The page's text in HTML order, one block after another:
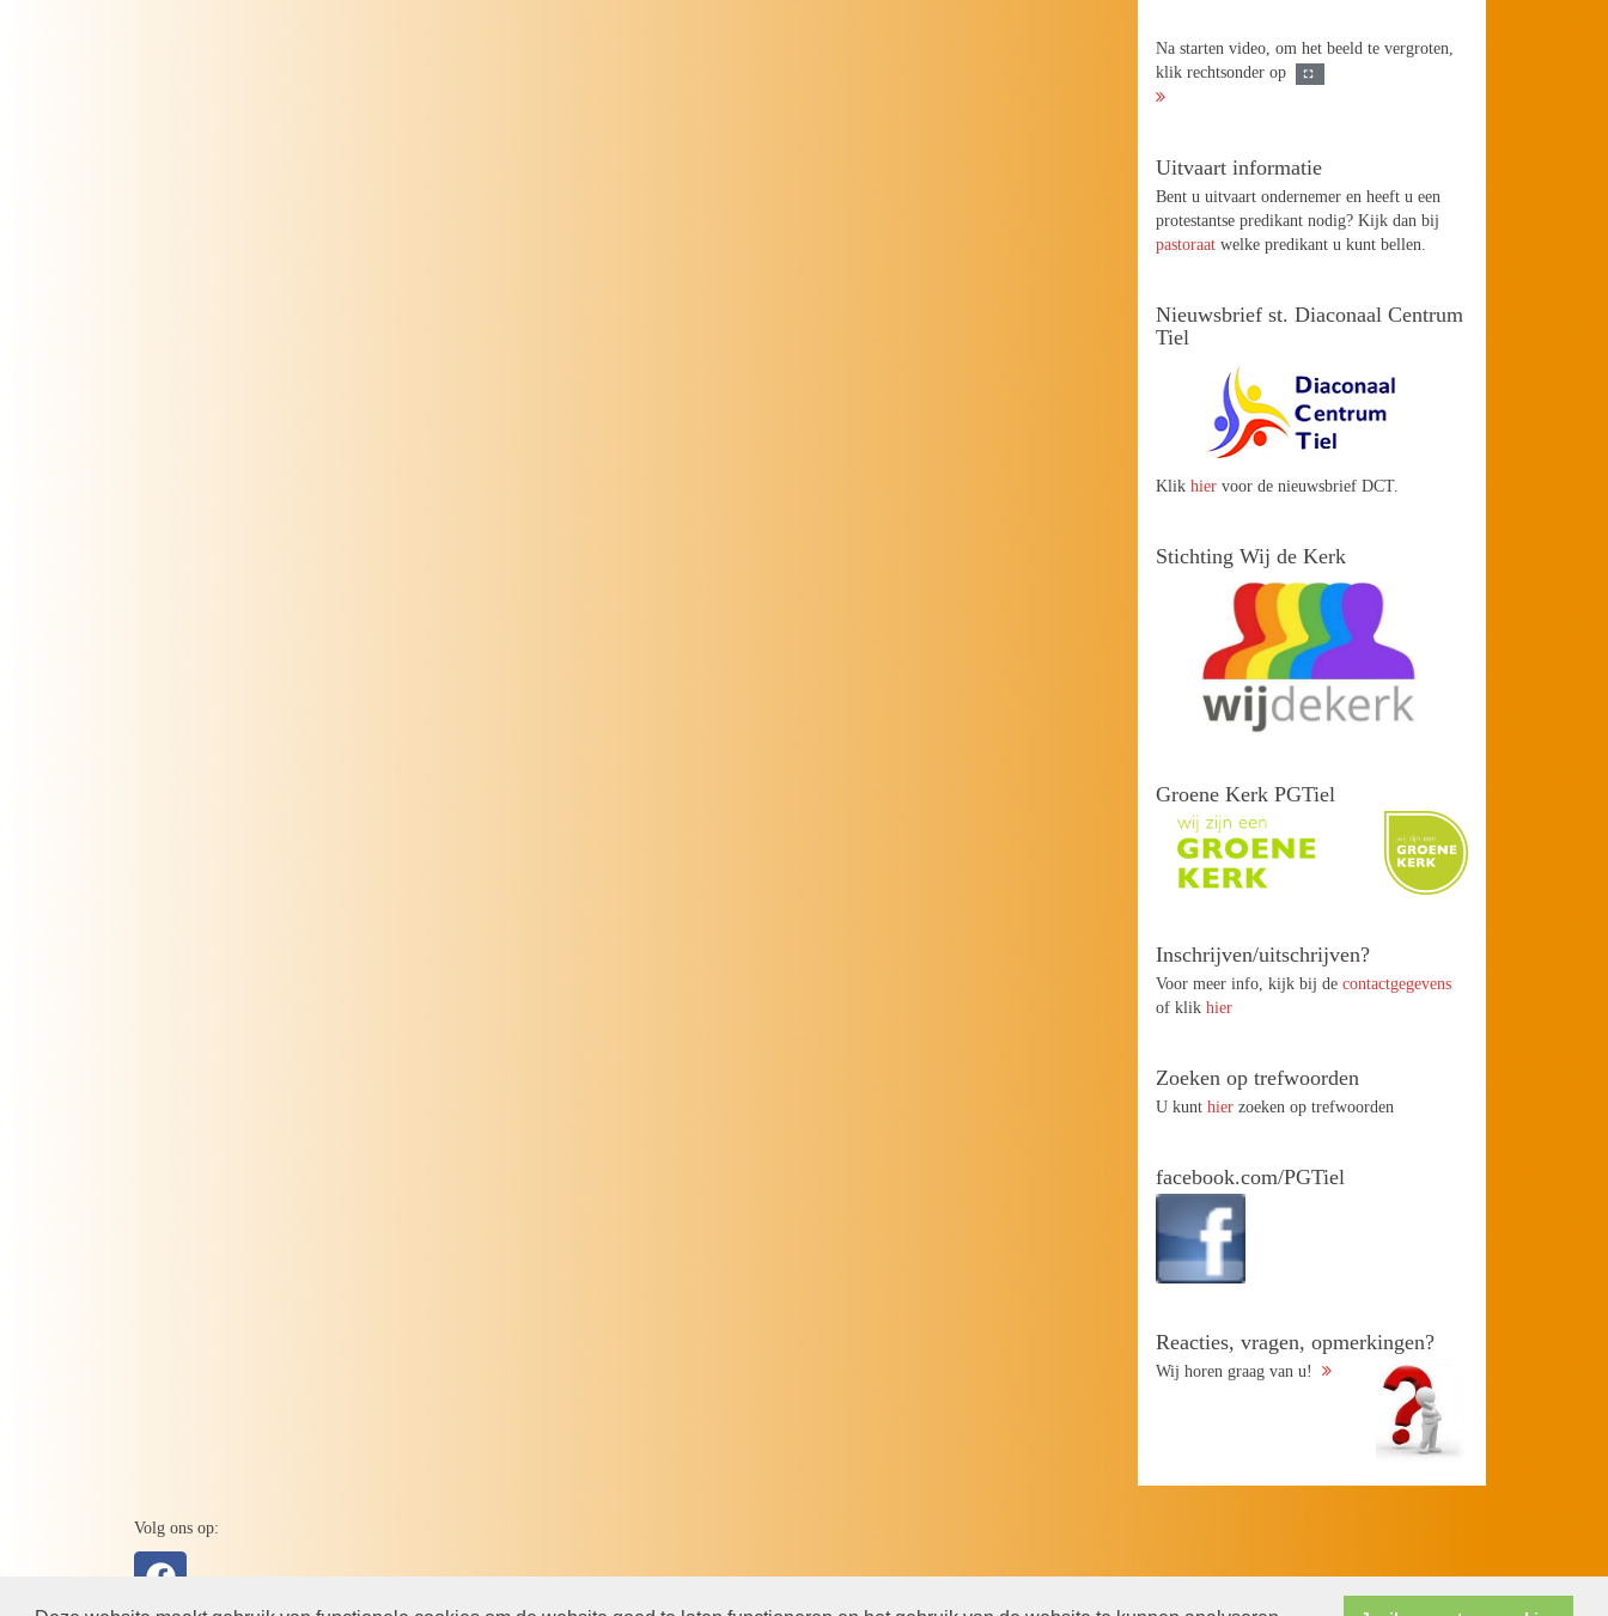
Na starten video, om het beeld te vergroten,
klik rechtsonder op
Uitvaart informatie
Bent u uitvaart ondernemer en heeft u een
protestantse predikant nodig? Kijk dan bij
pastoraat welke predikant u kunt bellen.
Nieuwsbrief st. Diaconaal Centrum
Tiel
Klikhier voor de nieuwsbrief DCT.
Stichting Wij de Kerk
Groene Kerk PGTiel
Inschrijven/uitschrijven?
Voor meer info, kijk bij decontactgegevens
of klikhier
Zoeken op trefwoorden
U kunthier zoeken op trefwoorden
facebook.com/PGTiel
Reacties, vragen, opmerkingen?
Wij horen graag van u!
Volg ons op: